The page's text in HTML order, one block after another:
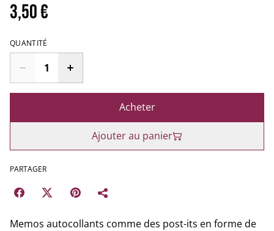
3,50 €
QUANTITÉ
Acheter
Ajouter au panier
PARTAGER
Memos autocollants comme des post-its en forme de